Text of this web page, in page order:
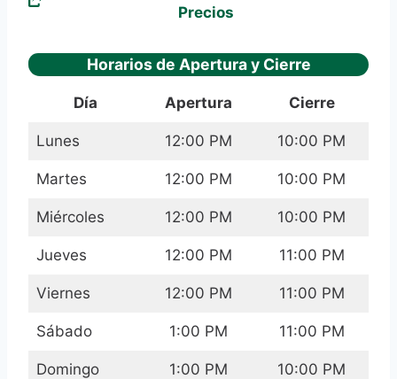
Precios
Horarios de Apertura y Cierre
Día Apertura Cierre
Lunes 12:00 PM 10:00 PM
Martes 12:00 PM 10:00 PM
Miércoles 12:00 PM 10:00 PM
Jueves 12:00 PM 11:00 PM
Viernes 12:00 PM 11:00 PM
Sábado 1:00 PM 11:00 PM
Domingo 1:00 PM 10:00 PM